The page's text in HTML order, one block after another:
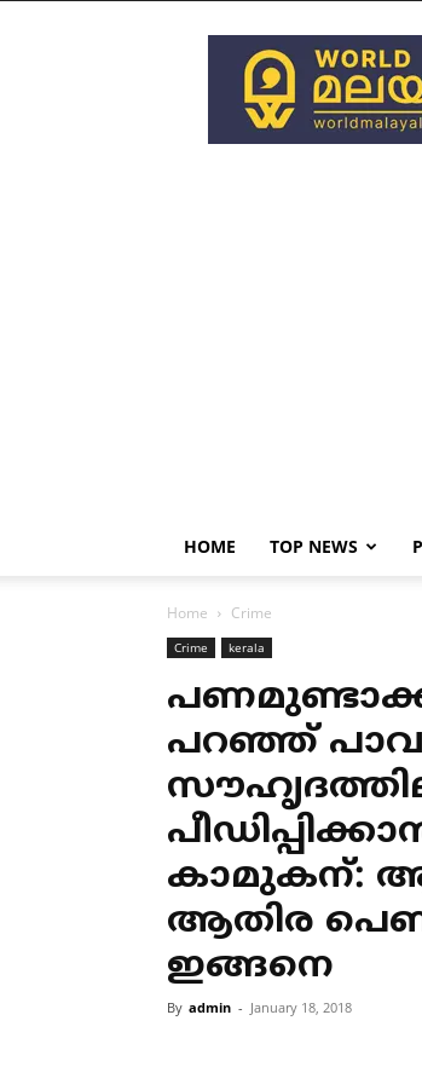
World
Live
HOME TOP NEWS
Home Crime
Crime kerala
പറഞ്ഞ്
കാമുകന്:
ആതിര
ഇങ്ങനെ
By admin - January 18, 2018